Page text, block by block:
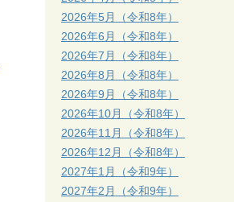
2026年5月（令和8年）
2026年6月（令和8年）
2026年7月（令和8年）
2026年8月（令和8年）
2026年9月（令和8年）
2026年10月（令和8年）
2026年11月（令和8年）
2026年12月（令和8年）
2027年1月（令和9年）
2027年2月（令和9年）